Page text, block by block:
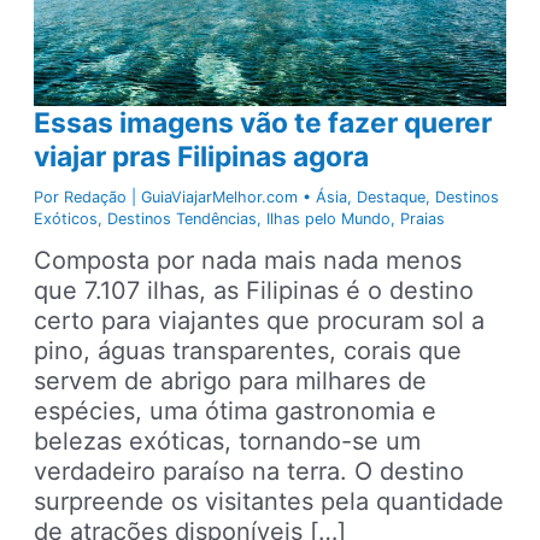
Essas imagens vão te fazer querer
viajar pras Filipinas agora
Por Redação | GuiaViajarMelhor.com •Ásia, Destaque, Destinos
Exóticos, Destinos Tendências, Ilhas pelo Mundo, Praias
Composta por nada mais nada menos
que 7.107 ilhas, as Filipinas é o destino
certo para viajantes que procuram sol a
pino, águas transparentes, corais que
servem de abrigo para milhares de
espécies, uma ótima gastronomia e
belezas exóticas, tornando-se um
verdadeiro paraíso na terra. O destino
surpreende os visitantes pela quantidade
de atrações disponíveis […]